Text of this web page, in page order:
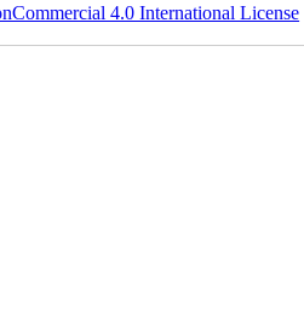
4.0 International License